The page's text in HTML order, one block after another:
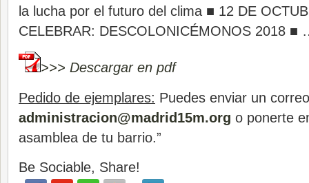
la lucha por el futuro del clima ■ 12 DE
CELEBRAR: DESCOLONICÉMONOS 2018 ■
>>> Descargar en pdf
Pedido de ejemplares: Puedes enviar un
administracion@madrid15m.org o ponerte
asamblea de tu barrio.”
Be Sociable, Share!